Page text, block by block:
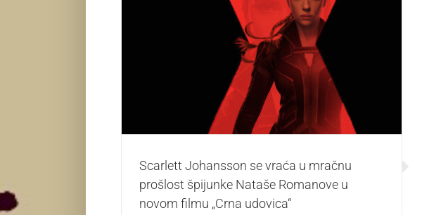
Scarlett Johansson se vraća u mračnu prošlost špijunke
Nataše Romanove u novom filmu „Crna udovica“
Zvezde
Scarlett Johansson se vraća u mračnu
prošlost špijunke Nataše Romanove u
novom filmu „Crna udovica“